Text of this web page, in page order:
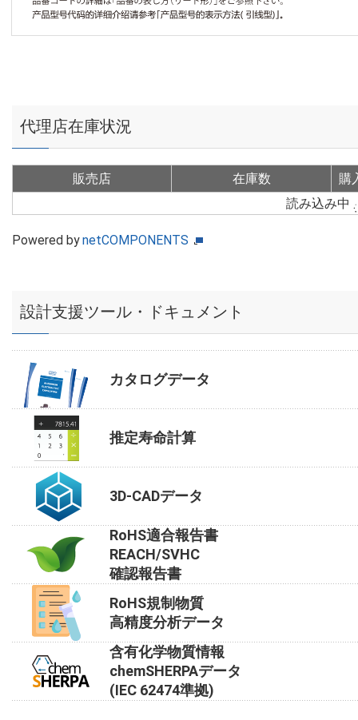
代理店在庫状況
販売店 在庫数
購
読み込み中
Powered bynetCOMPONENTS
設計支援ツール・ドキュメント
カタログデータ
推定寿命計算
3D-CADデータ
RoHS適合報告書
REACH/SVHC
確認報告書
RoHS規制物質
高精度分析データ
含有化学物質情報
chemSHERPAデータ
(IEC 62474準拠)